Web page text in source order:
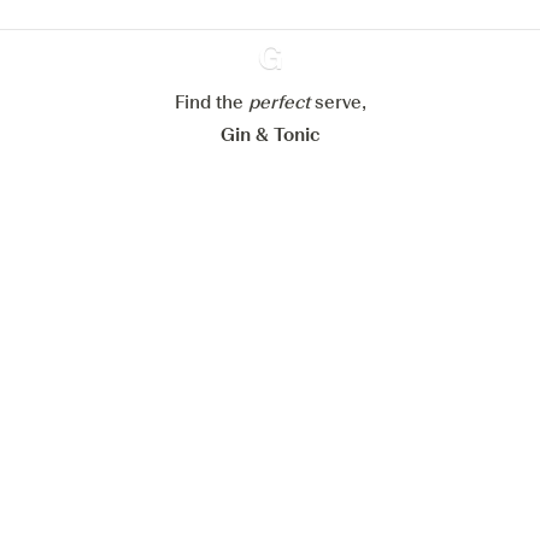
Ginventory
Find the perfectserve,
Gin & Tonic
Paramétrer mes cookies
Refuser tout Accepter tout